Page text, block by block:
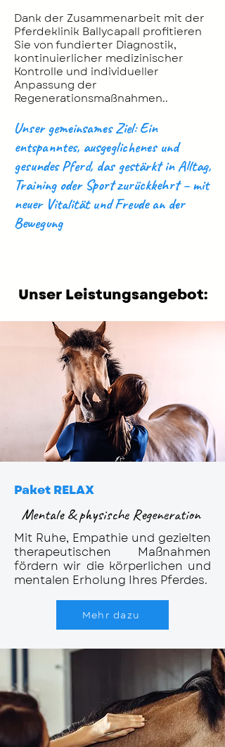
Dank der Zusammenarbeit mit der
Pferdeklinik Ballycapall profitieren
Sie von fundierter Diagnostik,
kontinuierlicher medizinischer
Kontrolle und individueller
Anpassung der
Regenerationsmaßnahmen..
Unser gemeinsames Ziel: Ein
entspanntes, ausgeglichenes und
gesundes Pferd, das gestärkt in Alltag,
Training oder Sport zurückkehrt – mit
neuer Vitalität und Freude an der
Bewegung
Unser Leistungsangebot:
Paket RELAX
Mentale & physische Regeneration
Mit Ruhe, Empathie und gezielten
therapeutischen Maßnahmen
fördern wir die körperlichen und
mentalen Erholung Ihres Pferdes.
Mehr dazu